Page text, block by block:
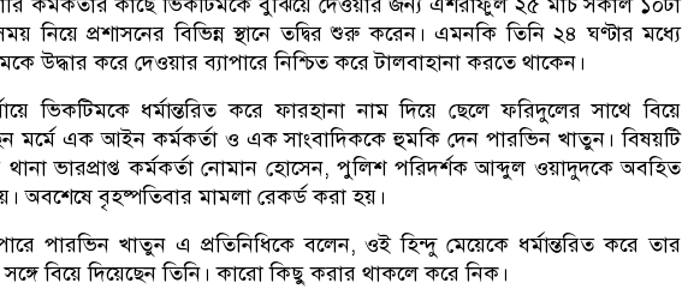
নিয়ে প্রশাসনের বিভিন্ন স্থানে তদ্বির শুরু করেন। এমনকি তিনি ২৪ ঘণ্টার মধ্যে
উদ্ধার করে দেওয়ার ব্যাপারে নিশ্চিত করে টালবাহানা করতে থাকেন।
ভিকটিমকে ধর্মান্তরিত করে ফারহানা নাম দিয়ে ছেলে ফরিদুলের সাথে বিয়ে
মর্মে এক আইন কর্মকর্তা ও এক সাংবাদিককে হুমকি দেন পারভিন খাতুন। বিষয়টি
থানা ভারপ্রাপ্ত কর্মকর্তা নোমান হোসেন, পুলিশ পরিদর্শক আব্দুল ওয়াদুদকে অবহিত
অবশেষে বৃহষ্পতিবার মামলা রেকর্ড করা হয়।
পারভিন খাতুন এ প্রতিনিধিকে বলেন, ওই হিন্দু মেয়েকে ধর্মান্তরিত করে তার
বিয়ে দিয়েছেন তিনি। কারো কিছু করার থাকলে করে নিক।